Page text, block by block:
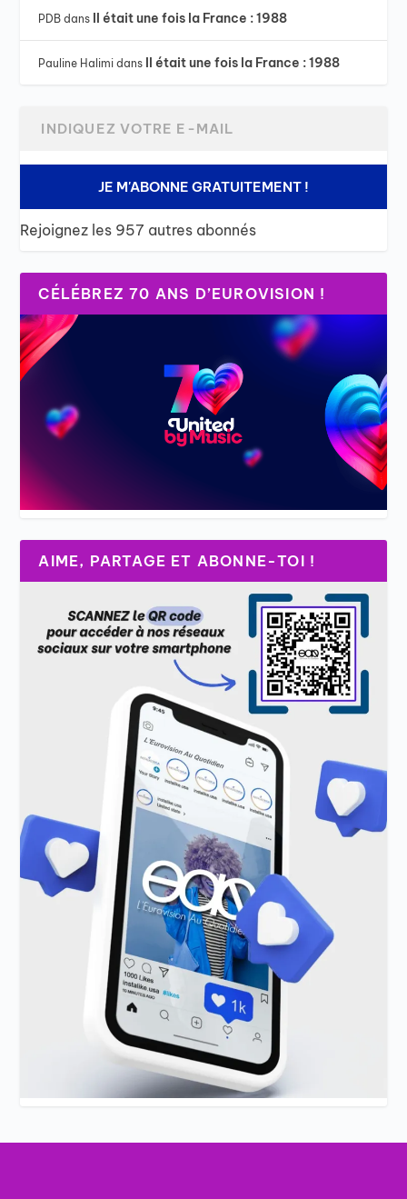
PDB dans Il était une fois la France : 1988
Pauline Halimi dans Il était une fois la France : 1988
JE M'ABONNE GRATUITEMENT !
Rejoignez les 957 autres abonnés
CÉLÉBREZ 70 ANS D’EUROVISION !
AIME, PARTAGE ET ABONNE-TOI !